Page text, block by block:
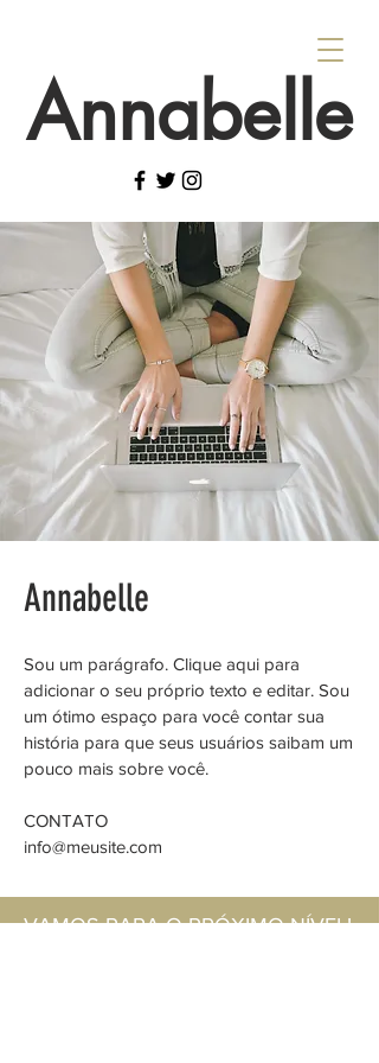
Annabelle
Annabelle
Sou um parágrafo. Clique aqui para
adicionar o seu próprio texto e editar. Sou
um ótimo espaço para você contar sua
história para que seus usuários saibam um
pouco mais sobre você.
CONTATO
info@meusite.com
VAMOS PARA O PRÓXIMO NÍVEL!